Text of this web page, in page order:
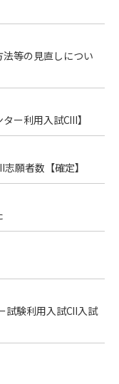
等の見直しについ
ー利用入試CⅢ】
願者数【確定】
試験利用入試CⅡ入試